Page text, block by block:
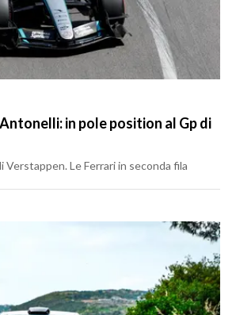
in pole position al Gp di
Verstappen. Le Ferrari in seconda fila